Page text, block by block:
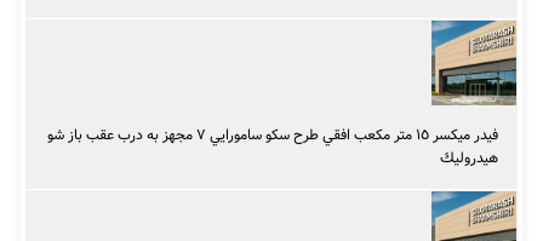
فيدر ميكسر ١٥ متر مکعب افقي طرح سكو سامورايي ٧ مجهز به درب عقب باز شو
هيدروليك‎